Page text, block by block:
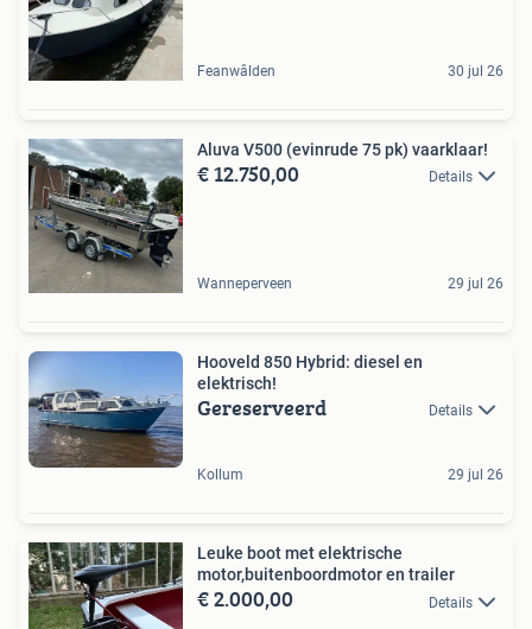
Feanwâlden 30 jul 26
Aluva V500 (evinrude 75 pk) vaarklaar!
€ 12.750,00 Details
Wanneperveen 29 jul 26
Hooveld 850 Hybrid: diesel en
elektrisch!
Gereserveerd Details
Kollum 29 jul 26
Leuke boot met elektrische
motor,buitenboordmotor en trailer
€ 2.000,00 Details